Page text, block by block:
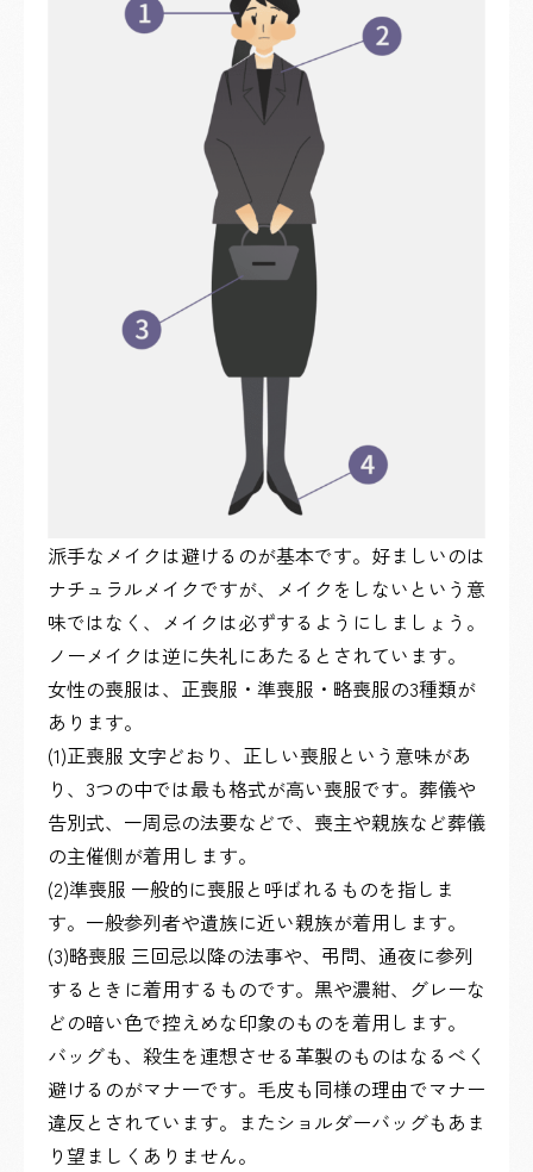
派手なメイクは避けるのが基本です。好ましいのは
ナチュラルメイクですが、メイクをしないという意
味ではなく、メイクは必ずするようにしましょう。
ノーメイクは逆に失礼にあたるとされています。
女性の喪服は、正喪服・準喪服・略喪服の3種類が
あります。
(1)正喪服 文字どおり、正しい喪服という意味があ
り、3つの中では最も格式が高い喪服です。葬儀や
告別式、一周忌の法要などで、喪主や親族など葬儀
の主催側が着用します。
(2)準喪服 一般的に喪服と呼ばれるものを指しま
す。一般参列者や遺族に近い親族が着用します。
(3)略喪服 三回忌以降の法事や、弔問、通夜に参列
するときに着用するものです。黒や濃紺、グレーな
どの暗い色で控えめな印象のものを着用します。
バッグも、殺生を連想させる革製のものはなるべく
避けるのがマナーです。毛皮も同様の理由でマナー
違反とされています。またショルダーバッグもあま
り望ましくありません。